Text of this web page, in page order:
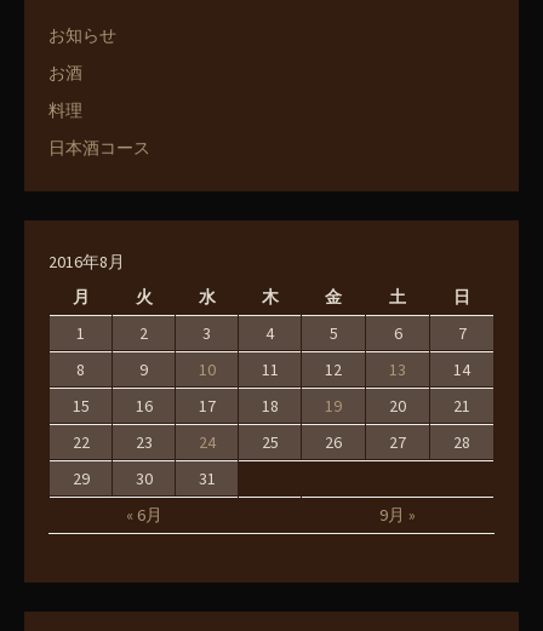
お知らせ
お酒
料理
日本酒コース
2016年8月
月
火 水 木 金 土 日
« 6月 9月 »
1 2 3 4 5 6
7
8
9 10 11 12 13
14
15
16 17 18 19 20
21
22
23 24 25 26 27
28
29
30 31